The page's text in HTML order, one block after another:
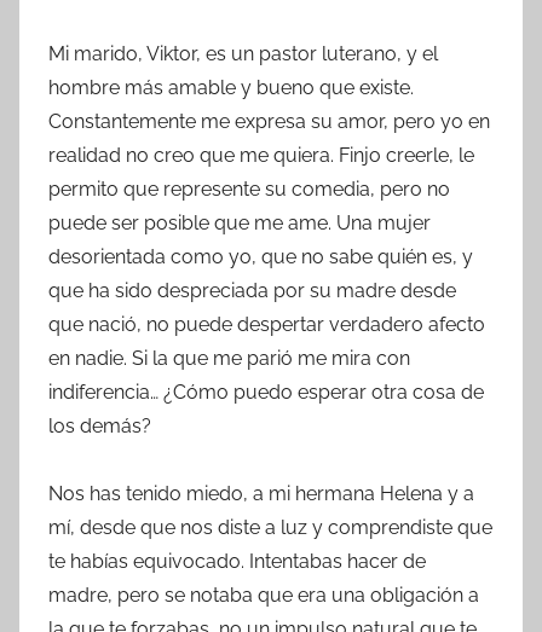
Mi marido, Viktor, es un pastor luterano, y el
hombre más amable y bueno que existe.
Constantemente me expresa su amor, pero yo en
realidad no creo que me quiera. Finjo creerle, le
permito que represente su comedia, pero no
puede ser posible que me ame. Una mujer
desorientada como yo, que no sabe quién es, y
que ha sido despreciada por su madre desde
que nació, no puede despertar verdadero afecto
en nadie. Si la que me parió me mira con
indiferencia… ¿Cómo puedo esperar otra cosa de
los demás?
Nos has tenido miedo, a mi hermana Helena y a
mí, desde que nos diste a luz y comprendiste que
te habías equivocado. Intentabas hacer de
madre, pero se notaba que era una obligación a